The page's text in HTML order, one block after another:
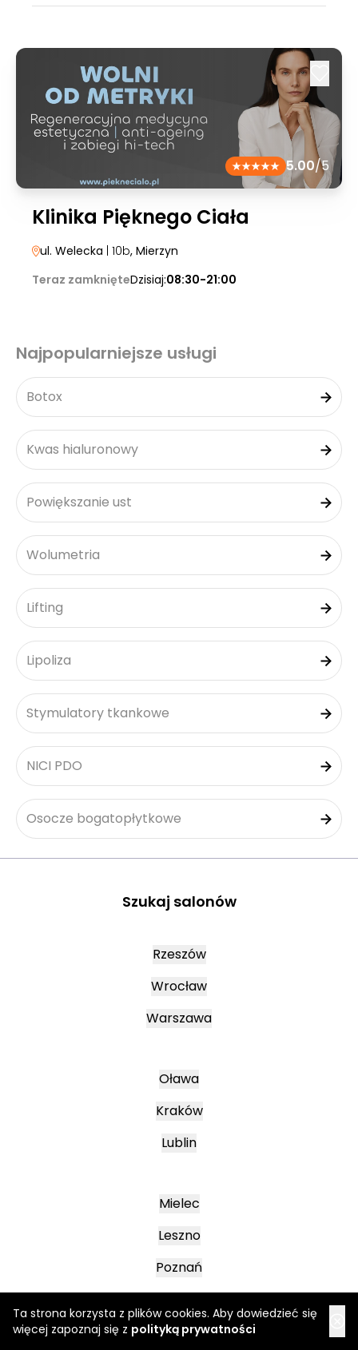
Ta strona korzysta z plików cookies. Aby dowiedzieć się
więcej zapoznaj się z polityką prywatności
5.00/5
Klinika Pięknego Ciała
ul. Welecka | 10b, Mierzyn
Teraz zamknięteDzisiaj:08:30-21:00
Najpopularniejsze usługi
Botox
Kwas hialuronowy
Powiększanie ust
Wolumetria
Lifting
Lipoliza
Stymulatory tkankowe
NICI PDO
Osocze bogatopłytkowe
Szukaj salonów
Rzeszów
Wrocław
Warszawa
Oława
Kraków
Lublin
Mielec
Leszno
Poznań
Katowice